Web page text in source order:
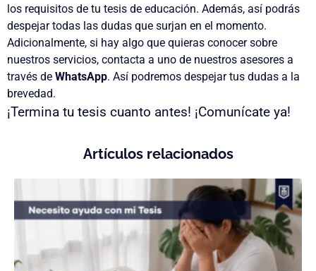
los requisitos de tu tesis de educación. Además, así podrás
despejar todas las dudas que surjan en el momento.
Adicionalmente, si hay algo que quieras conocersobre
nuestros servicios, contacta a uno de nuestros asesores a
través de WhatsApp. Así podremos despejar tus dudas a la
brevedad.
¡Termina tu tesis cuanto antes! ¡Comunícate ya!
Artículos relacionados